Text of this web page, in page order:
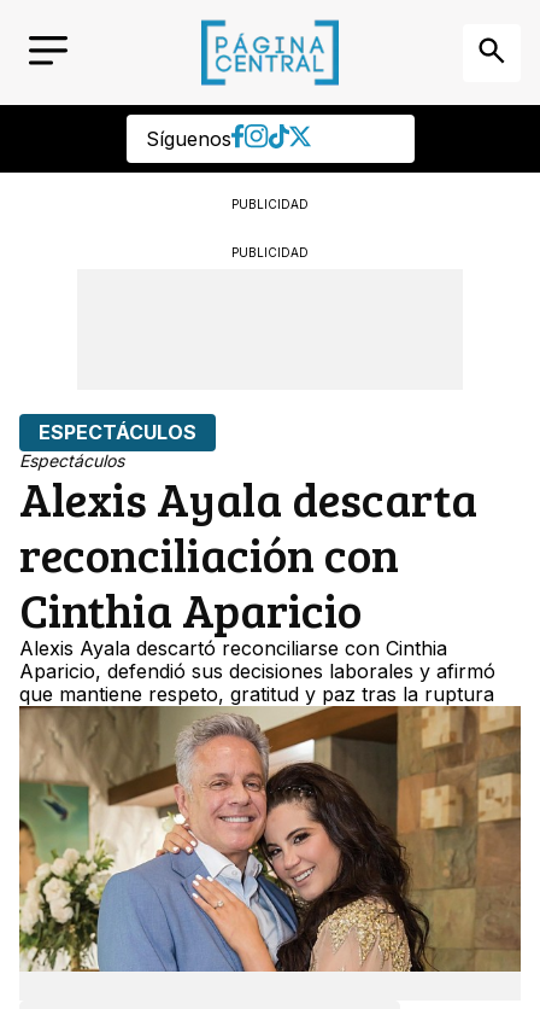
Síguenos
PUBLICIDAD
PUBLICIDAD
ESPECTÁCULOS
Espectáculos
Alexis Ayala descarta
reconciliación con
Cinthia Aparicio
Alexis Ayala descartó reconciliarse con Cinthia
Aparicio, defendió sus decisiones laborales y afirmó
que mantiene respeto, gratitud y paz tras la ruptura